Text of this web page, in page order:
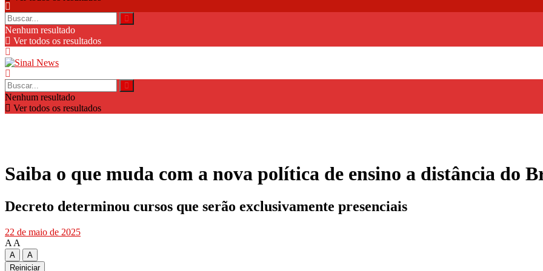
Nenhum resultado
Ver todos os resultados
Nenhum resultado
Ver todos os resultados
Saiba o que muda com a nova política de ensino a distância do
Decreto determinou cursos que serão exclusivamente presenciais
22 de maio de 2025
A A
A
A
Reiniciar